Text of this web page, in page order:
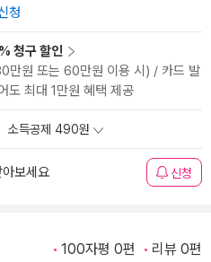
청
청구 할인
만원 또는 60만원 이용 시) / 카드 발
도 최대 1만원 혜택 제공
소득공제 490원
보세요 신청
100자평 0편 리뷰 0편